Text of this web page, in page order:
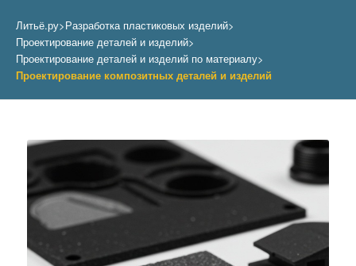
Литьё.ру>Разработка пластиковых изделий>
Проектирование деталей и изделий>
Проектирование деталей и изделий по материалу>
Проектирование композитных деталей и изделий